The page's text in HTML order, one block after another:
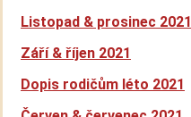
Listopad & prosinec 2021
Září & říjen 2021
Dopis rodičům léto 2021